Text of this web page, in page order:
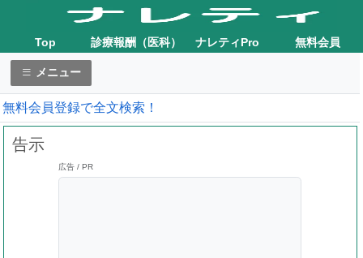
Top 診療報酬（医科） ナレティPro 無料会員
メニュー
無料会員登録で全文検索！
告示
広告 / PR